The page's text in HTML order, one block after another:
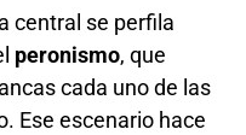
central se perfila
peronismo, que
cada uno de las
Ese escenario hace